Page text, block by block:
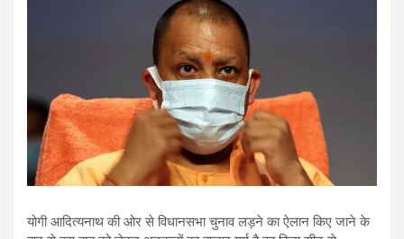
योगी आदित्यनाथ की ओर से विधानसभा चुनाव लड़ने का ऐलान किए जाने के